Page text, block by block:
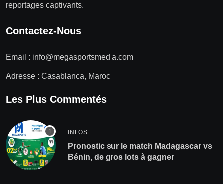
reportages captivants.
Contactez-Nous
Email : info@megasportsmedia.com
Adresse : Casablanca, Maroc
Les Plus Commentés
INFOS
Pronostic sur le match Madagascar vs
Bénin, de gros lots à gagner